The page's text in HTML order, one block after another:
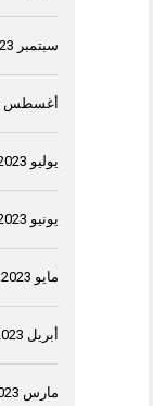
سبتمبر 2023
أغسطس 2023
يوليو 2023
يونيو 2023
مايو 2023
أبريل 2023
مارس 2023